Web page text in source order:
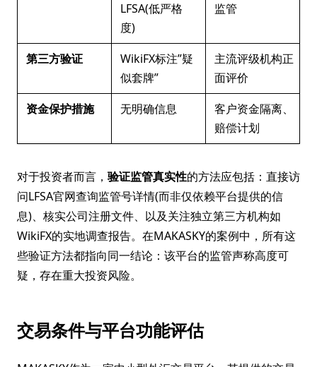
LFSA(低严格
度)
监管
第三方验证
WikiFX标注”疑
似套牌”
主流评级机构正
面评价
资金保护措施
无明确信息
客户资金隔离、
赔偿计划
对于投资者而言， 验证监管真实性的方法应包括：直接访
问LFSA官网查询监管号详情(而非仅依赖平台提供的信
息)、核实公司注册文件、以及关注独立第三方机构如
WikiFX的实地调查报告。在MAKASKY的案例中，所有这
些验证方法都指向同一结论：该平台的监管声称高度可
疑，存在重大投资风险。
交易条件与平台功能评估